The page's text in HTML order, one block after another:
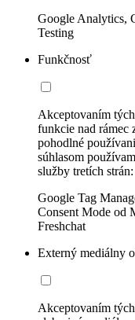
Google Analytics,
Testing
Funkčnosť
Akceptovaním
funkcie nad
pohodlné
súhlasom
služby tretích strán:
Google Tag
Consent Mode od
Freshchat
Externý mediálny
Akceptovaním